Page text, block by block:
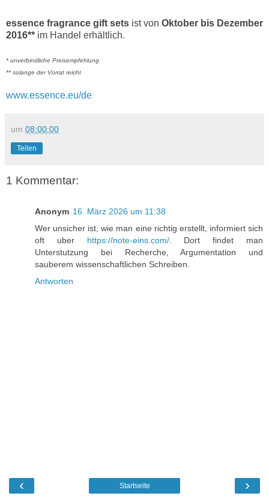
essence fragrance gift sets ist von Oktober bis Dezember
2016** im Handel erhältlich.
* unverbindliche Preisempfehlung
** solange der Vorrat reicht
www.essence.eu/de
um 08:00:00
Teilen
1 Kommentar:
Anonym 16. März 2026 um 11:38
Wer unsicher ist, wie man eine richtig erstellt, informiert sich
oft uber https://note-eins.com/. Dort findet man
Unterstutzung bei Recherche, Argumentation und
sauberem wissenschaftlichen Schreiben.
Antworten
‹ ›
Startseite